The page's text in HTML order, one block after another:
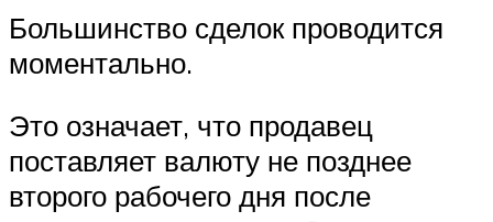
Большинство сделок проводится
моментально.
Это означает, что продавец
поставляет валюту не позднее
второго рабочего дня после